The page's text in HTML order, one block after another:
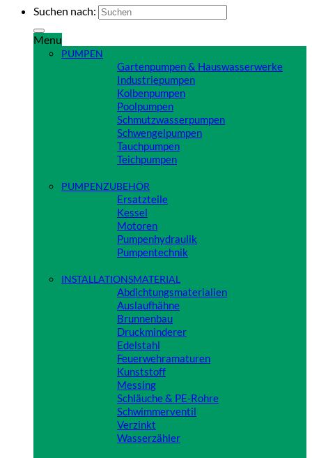
Suchen nach:
Menu
PUMPEN
Gartenpumpen & Hauswasserwerke
Industriepumpen
Kolbenpumpen
Poolpumpen
Schmutzwasserpumpen
Schwengelpumpen
Tauchpumpen
Teichpumpen
PUMPENZUBEHÖR
Ersatzteile
Kessel
Motoren
Pumpenhydraulik
Pumpentechnik
INSTALLATIONSMATERIAL
Abdichtungsmaterialien
Auslaufhähne
Brunnenbau
Druckminderer
Edelstahl
Feuerwehramaturen
Kunststoff
Messing
Schläuche & PE-Rohre
Schwimmerventil
Verzinkt
Wasserzähler